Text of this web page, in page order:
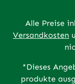
Alle Preise
Versandkosten
*Dieses
produkte